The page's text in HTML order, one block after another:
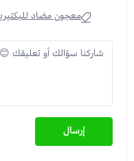
معجون مضاد للبكتيريا
إرسال